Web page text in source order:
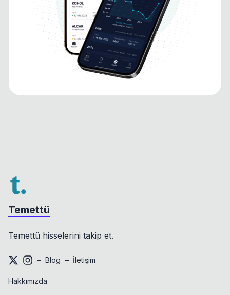
Temettü
Temettü hisselerini takip et.
– Blog – İletişim
Hakkımızda